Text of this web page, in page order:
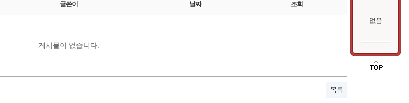
없음
글쓴이 날짜 조회
게시물이 없습니다.
목록